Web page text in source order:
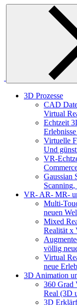
Skip
3D Prozesse
CAD
Virtual
Echtzeit
Virtuelle
Und
VR-
Gaussian
VR- AR- MR-
Multi-
neuen
Mixed
Realität x
völlig
Virtual
neue
3D Animation
360 Grad
Real (3D
3D